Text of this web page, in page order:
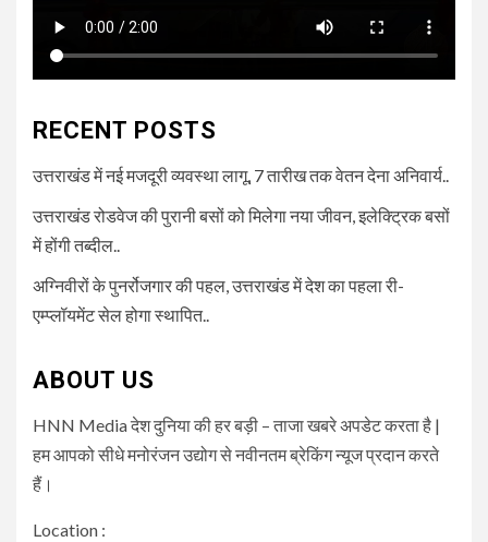
RECENT POSTS
उत्तराखंड में नई मजदूरी व्यवस्था लागू, 7 तारीख तक वेतन देना अनिवार्य..
उत्तराखंड रोडवेज की पुरानी बसों को मिलेगा नया जीवन, इलेक्ट्रिक बसों
में होंगी तब्दील..
अग्निवीरों के पुनर्रोजगार की पहल, उत्तराखंड में देश का पहला री-
एम्प्लॉयमेंट सेल होगा स्थापित..
ABOUT US
HNN Media देश दुनिया की हर बड़ी – ताजा खबरे अपडेट करता है |
हम आपको सीधे मनोरंजन उद्योग से नवीनतम ब्रेकिंग न्यूज प्रदान करते
हैं।
Location :